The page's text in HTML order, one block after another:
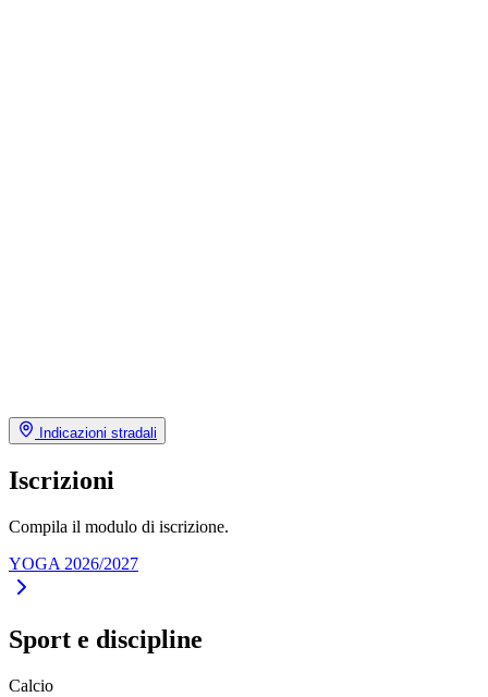
Indicazioni stradali
Iscrizioni
Compila il modulo di iscrizione.
YOGA 2026/2027
Sport e discipline
Calcio